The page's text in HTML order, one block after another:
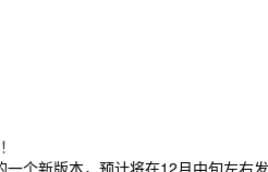
个新版本，预计将在12月中旬左